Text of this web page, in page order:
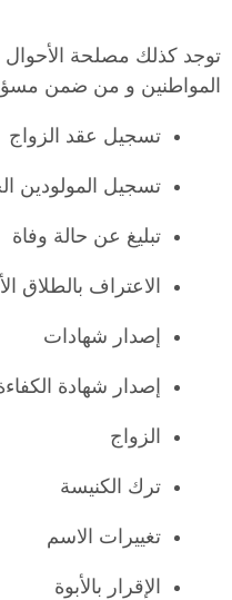
توجد كذلك مصلحة الأحوال
المواطنين و من ضمن
تسجيل عقد الزواج
تسجيل المولودين
تبليغ عن حالة وفاة
الاعتراف بالطلاق
إصدار شهادات
إصدار شهادة
الزواج
ترك الكنيسة
تغييرات الاسم
الإقرار بالأبوة